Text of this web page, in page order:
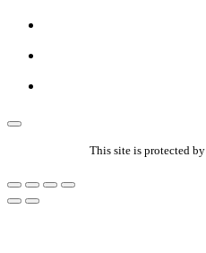
This site is protected by